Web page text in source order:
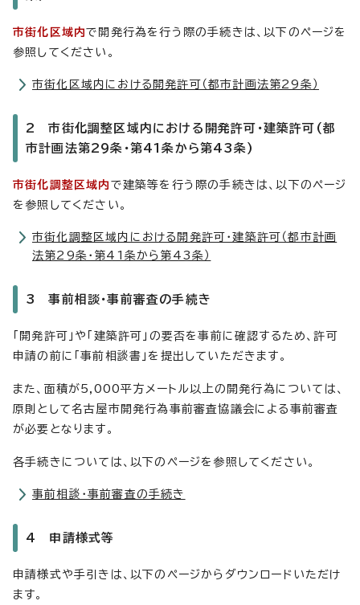
市街化区域内で開発行為を行う際の手続きは、以下のページを
参照してください。
市街化区域内における開発許可（都市計画法第29条）
2 市街化調整区域内における開発許可・建築許可(都
市計画法第29条・第41条から第43条)
市街化調整区域内 で建築等を行う際の手続きは、以下のページ
を参照してください。
市街化調整区域内における開発許可・建築許可（都市計画
法第29条・第41条から第43条）
3 事前相談・事前審査の手続き
「開発許可」や「建築許可」の要否を事前に確認するため、許可
申請の前に「事前相談書」を提出していただきます。
また、面積が5,000平方メートル以上の開発行為については、
原則として名古屋市開発行為事前審査協議会による事前審査
が必要となります。
各手続きについては、以下のページを参照してください。
事前相談・事前審査の手続き
4 申請様式等
申請様式や手引きは、以下のページからダウンロードいただけ
ます。